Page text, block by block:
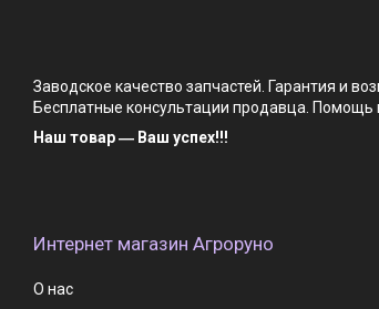
Заводское качество запчастей. Гарантия и
Бесплатные консультации продавца. Помощь
Наш товар ― Ваш успех!!!
Интернет магазин Агроруно
О нас